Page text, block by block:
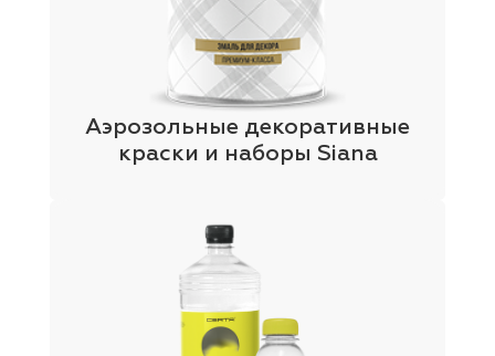
Аэрозольные декоративные
краски и наборы Siana